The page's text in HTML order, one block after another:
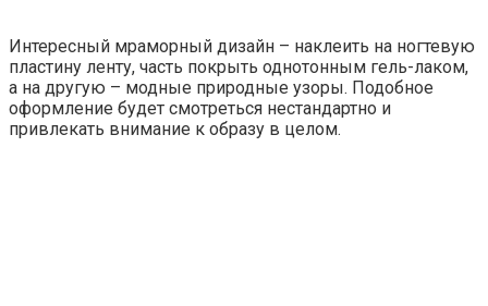
Интересный мраморный дизайн – наклеить на ногтевую
пластину ленту, часть покрыть однотонным гель-лаком,
а на другую – модные природные узоры. Подобное
оформление будет смотреться нестандартно и
привлекать внимание к образу в целом.